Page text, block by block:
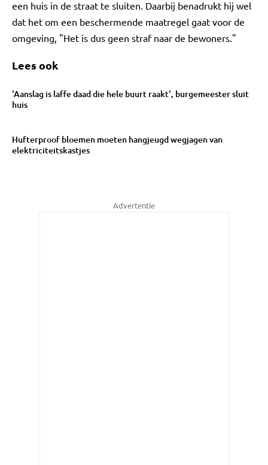
een huis in de straat te sluiten. Daarbij benadrukt hij wel
dat het om een beschermende maatregel gaat voor de
omgeving, "Het is dus geen straf naar de bewoners."
Lees ook
'Aanslag is laffe daad die hele buurt raakt', burgemeester sluit
huis
Hufterproof bloemen moeten hangjeugd wegjagen van
elektriciteitskastjes
Advertentie